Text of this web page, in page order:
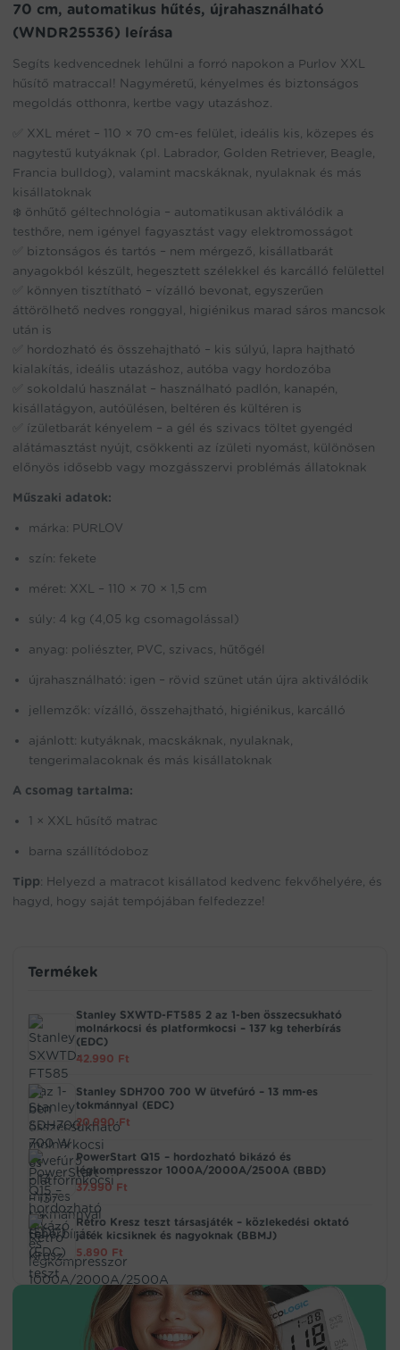
this
product
70 cm, automatikus hűtés, újrahasználható
(WNDR25536) leírása
Segíts kedvencednek lehűlni a forró napokon a Purlov XXL
hűsítő matraccal! Nagyméretű, kényelmes és biztonságos
megoldás otthonra, kertbe vagy utazáshoz.
✅ XXL méret – 110 × 70 cm-es felület, ideális kis, közepes és
nagytestű kutyáknak (pl. Labrador, Golden Retriever, Beagle,
Francia bulldog), valamint macskáknak, nyulaknak és más
kisállatoknak
❄️ önhűtő géltechnológia – automatikusan aktiválódik a
testhőre, nem igényel fagyasztást vagy elektromosságot
✅ biztonságos és tartós – nem mérgező, kisállatbarát
anyagokból készült, hegesztett szélekkel és karcálló felülettel
✅ könnyen tisztítható – vízálló bevonat, egyszerűen
áttörölhető nedves ronggyal, higiénikus marad sáros mancsok
után is
✅ hordozható és összehajtható – kis súlyú, lapra hajtható
kialakítás, ideális utazáshoz, autóba vagy hordozóba
✅ sokoldalú használat – használható padlón, kanapén,
kisállatágyon, autóülésen, beltéren és kültéren is
✅ ízületbarát kényelem – a gél és szivacs töltet gyengéd
alátámasztást nyújt, csökkenti az ízületi nyomást, különösen
előnyös idősebb vagy mozgásszervi problémás állatoknak
Műszaki adatok:
márka: PURLOV
szín: fekete
méret: XXL – 110 × 70 × 1,5 cm
súly: 4 kg (4,05 kg csomagolással)
anyag: poliészter, PVC, szivacs, hűtőgél
újrahasználható: igen – rövid szünet után újra aktiválódik
jellemzők: vízálló, összehajtható, higiénikus, karcálló
ajánlott: kutyáknak, macskáknak, nyulaknak,
tengerimalacoknak és más kisállatoknak
A csomag tartalma:
1 × XXL hűsítő matrac
barna szállítódoboz
Tipp: Helyezd a matracot kisállatod kedvenc fekvőhelyére, és
hagyd, hogy saját tempójában felfedezze!
Termékek
Stanley SXWTD-FT585 2 az 1-ben összecsukható
molnárkocsi és platformkocsi – 137 kg teherbírás
(EDC)
42.990 Ft
Stanley SDH700 700 W ütvefúró – 13 mm-es
tokmánnyal (EDC)
20.990Ft
PowerStart Q15 – hordozható bikázó és
légkompresszor 1000A/2000A/2500A (BBD)
37.990 Ft
Retro Kresz teszt társasjáték – közlekedési oktató
játék kicsiknek és nagyoknak (BBMJ)
5.890 Ft